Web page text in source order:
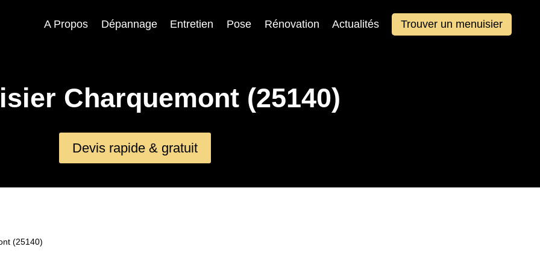
A Propos Dépannage Entretien Pose Rénovation Actualités Trouver un menuisier
Charquemont (25140)
Devis rapide & gratuit
(25140)